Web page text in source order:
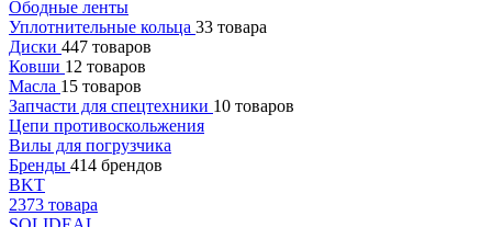
Ободные ленты
Уплотнительные кольца 33 товара
Диски 447 товаров
Ковши 12 товаров
Масла 15 товаров
Запчасти для спецтехники 10 товаров
Цепи противоскольжения
Вилы для погрузчика
Бренды 414 брендов
BKT
2373 товара